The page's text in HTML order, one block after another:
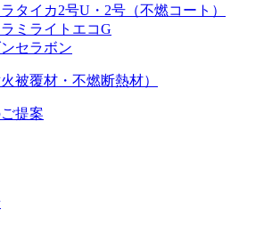
タイカ2号U・2号（不燃コート）
ミライトエコG
セラボン
被覆材・不燃断熱材）
提案